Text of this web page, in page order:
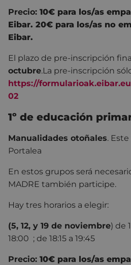
Precio: 10€ para los/as
Eibar. 20€ para los/as no
Eibar.
El plazo de pre-inscripción
octubre.La pre-inscripción
https://
02
1º de educación
Manualidades otoñales.
Portalea
En estos grupos será
MADRE también participe.
Hay tres horarios a elegir:
(5, 12, y 19 de noviembre) de
18:00 ; de 18:15 a 19:45
Precio: 10€ para los/as